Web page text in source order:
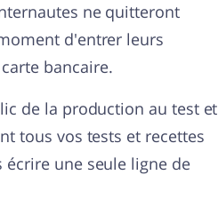
ne quitteront
d'entrer leurs
bancaire.
de la production au test et
tous vos tests et recettes
écrire une seule ligne de